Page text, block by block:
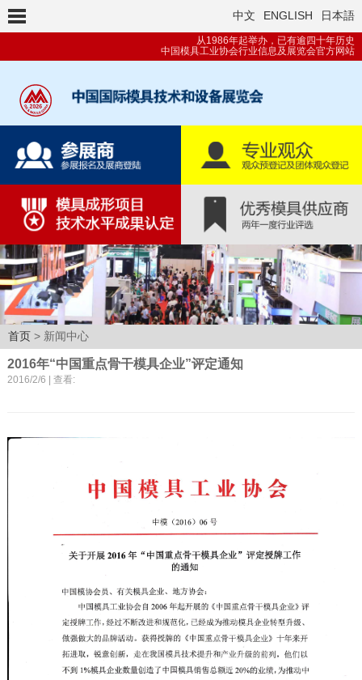
中文 ENGLISH 日本語
从1986年起举办，已有逾四十年历史
中国模具工业协会行业信息及展览会官方网站
首页 > 新闻中心
2016年“中国重点骨干模具企业”评定通知
2016/2/6 | 查看: